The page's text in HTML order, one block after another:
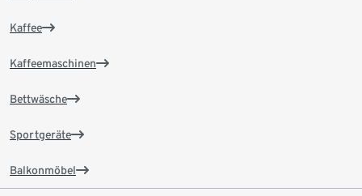
Kaffee
Kaffeemaschinen
Bettwäsche
Sportgeräte
Balkonmöbel